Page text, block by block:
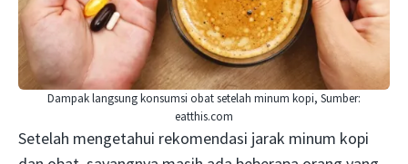
Dampak langsung konsumsi obat setelah minum kopi, Sumber:
eatthis.com
Setelah mengetahui rekomendasi jarak minum kopi